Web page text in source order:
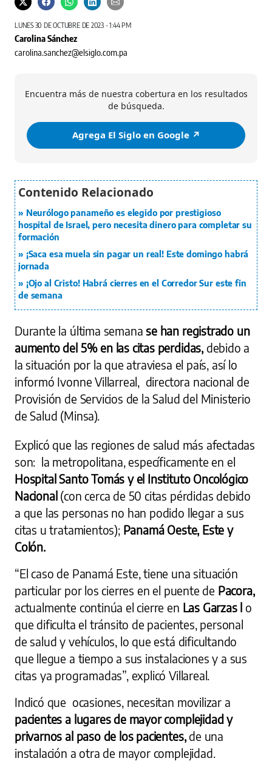
LUNES 30 DE OCTUBRE DE 2023 - 1:44 PM
Carolina Sánchez
carolina.sanchez@elsiglo.com.pa
Encuentra más de nuestra cobertura en los resultados
de búsqueda.
Agrega El Siglo en Google ↗️
Neurólogo panameño es elegido por prestigioso
hospital de Israel, pero necesita dinero para completar su
formación
¡Saca esa muela sin pagar un real! Este domingo habrá
jornada
¡Ojo al Cristo! Habrá cierres en el Corredor Sur este fin
de semana
Durante la última semanase han registrado un
aumento del 5% en las citas perdidas, debido a
la situación por la que atraviesa el país, así lo
informó Ivonne Villarreal, directora nacional de
Provisión de Servicios de la Salud del Ministerio
de Salud (Minsa).
Explicó que las regiones de salud más afectadas
son: la metropolitana, específicamente en el
Hospital Santo Tomás y el Instituto Oncológico
Nacional (con cerca de 50 citas pérdidas debido
a que las personas no han podido llegar a sus
citas u tratamientos); Panamá Oeste, Este y
Colón.
“El caso de Panamá Este, tiene una situación
particular por los cierres en el puente de Pacora,
actualmente continúa el cierre en Las Garzas lo
que dificulta el tránsito de pacientes, personal
de salud y vehículos, lo que está dificultando
que llegue a tiempo a sus instalaciones y a sus
citas ya programadas”, explicó Villareal.
Indicó que ocasiones, necesitan movilizar a
pacientes a lugares de mayor complejidad y
privarnos al paso de los pacientes, de una
instalación a otra de mayor complejidad.